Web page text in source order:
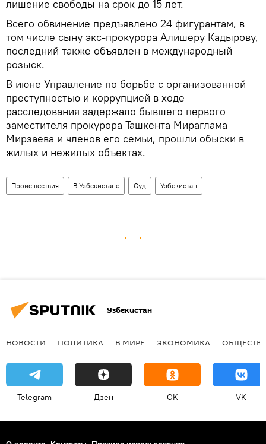
лишение свободы на срок до 15 лет.
Всего обвинение предъявлено 24 фигурантам, в
том числе сыну экс-прокурора Алишеру Кадырову,
последний также объявлен в международный
розыск.
В июне Управление по борьбе с организованной
преступностью и коррупцией в ходе
расследования задержало бывшего первого
заместителя прокурора Ташкента Мираглама
Мирзаева и членов его семьи, прошли обыски в
жилых и нежилых объектах.
Происшествия В Узбекистане Суд Узбекистан
Узбекистан
НОВОСТИ ПОЛИТИКА В МИРЕ ЭКОНОМИКА
Telegram Дзен OK VK